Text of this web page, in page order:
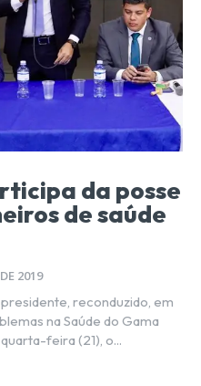
da posse
de saúde
2019
reconduzido, em
na Saúde do Gama
noite de quarta-feira (21), o...